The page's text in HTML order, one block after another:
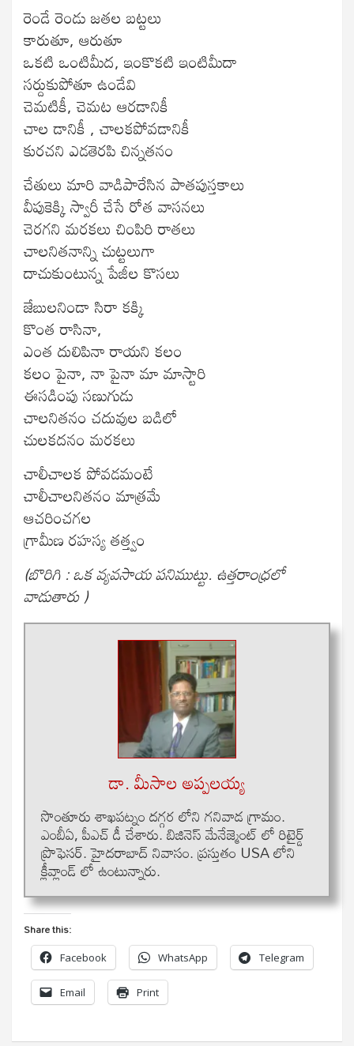
రెండే రెండు జతల బట్టలు
కారుతూ, ఆరుతూ
ఒకటి ఒంటిమీద, ఇంకొకటి ఇంటిమీదా
సర్దుకుపోతూ ఉండేవి
చెమటికీ, చెమట ఆరడానికీ
చాల డానికీ , చాలకపోవడానికీ
కురచని ఎడతెరపి చిన్నతనం
చేతులు మారి వాడిపారేసిన పాతపుస్తకాలు
వీపుకెక్కి స్వారీ చేసే రోత వాసనలు
చెరగని మరకలు చింపిరి రాతలు
చాలనితనాన్ని చుట్టలుగా
దాచుకుంటున్న పేజీల కొసలు
జేబులనిండా సిరా కక్కి
కొంత రాసినా,
ఎంత దులిపినా రాయని కలం
కలం పైనా, నా పైనా మా మాస్టారి
ఈసడింపు సణుగుడు
చాలనితనం చదువుల బడిలో
చులకదనం మరకలు
చాలీచాలక పోవడమంటే
చాలీచాలనితనం మాత్రమే
ఆచరించగల
గ్రామీణ రహస్య తత్త్వం
(బొరిగి : ఒక వ్యవసాయ పనిముట్టు. ఉత్తరాంధ్రలో
వాడుతారు )
డా. మీసాల అప్పలయ్య
సొంతూరు శాఖపట్నం దగ్గర లోని గనివాడ గ్రామం.
ఎంబీఏ, పీఎచ్ డీ చేశారు. బిజినెస్ మేనేజ్మెంట్ లో రిటైర్డ్
ప్రొఫెసర్. హైదరాబాద్ నివాసం. ప్రస్తుతం USA లోని
క్లీవ్లాండ్ లో ఉంటున్నారు.
Share this:
Facebook WhatsApp Telegram
Email Print